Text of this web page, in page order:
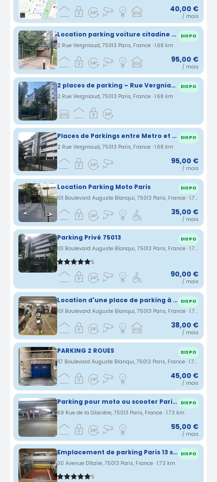
40,00 €
/ mois
Location parking voiture citadine - Paris 13ème DISPO
2 Rue Vergniaud, 75013 Paris, France · 1.68 km
95,00 €
/ mois
2 places de parking – Rue Vergniaud – Glacière / Corvisard DISPO
2 Rue Vergniaud, 75013 Paris, France · 1.68 km
Places de Parkings entre Metro et Glacière DISPO
2 Rue Vergniaud, 75013 Paris, France · 1.68 km
95,00 €
/ mois
Location Parking Moto Paris DISPO
101 Boulevard Auguste Blanqui, 75013 Paris, France · 1.7 km
35,00 €
/ mois
Parking Privé 75013 DISPO
101 Boulevard Auguste Blanqui, 75013 Paris, France · 1.7 km
5
90,00 €
/ mois
Location d'une place de parking à Glacière pour 2 roues dans une résidence privative DISPO
101 Boulevard Auguste Blanqui, 75013 Paris, France · 1.7 km
38,00 €
/ mois
PARKING 2 ROUES DISPO
117 Boulevard Auguste Blanqui, 75013 Paris, France · 1.73 km
45,00 €
/ mois
Parking pour moto ou scooter Paris Métro Glacière - 13ème arrdt DISPO
69 Rue de la Glacière, 75013 Paris, France · 1.73 km
55,00 €
/ mois
Emplacement de parking Paris 13 sous le CC Italie 2 (75) DISPO
30 Avenue D'italie, 75013 Paris, France · 1.73 km
5